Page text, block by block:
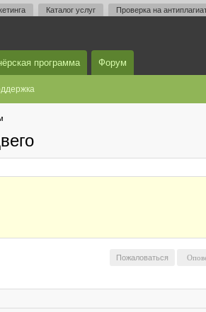
Каталог услуг Проверка на
программа Форум
Пожаловаться